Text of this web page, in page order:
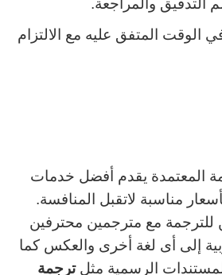
في الوقت المتفق عليه مع الالتزام
المعتمدة يقدم أفضل خدمات
مناسبة لاتقبل المنافسة.
للترجمة مع مترجمين محترفين
إلى أى لغة أخرى والعكس كما
الرسمية مثلترجمة